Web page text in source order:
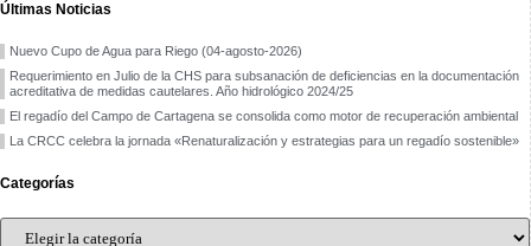
Últimas Noticias
Nuevo Cupo de Agua para Riego (04-agosto-2026)
Requerimiento en Julio de la CHS para subsanación de deficiencias en la documentación
acreditativa de medidas cautelares. Año hidrológico 2024/25
El regadío del Campo de Cartagena se consolida como motor de recuperación ambiental
La CRCC celebra la jornada «Renaturalización y estrategias para un regadío sostenible»
Categorías
Categorías